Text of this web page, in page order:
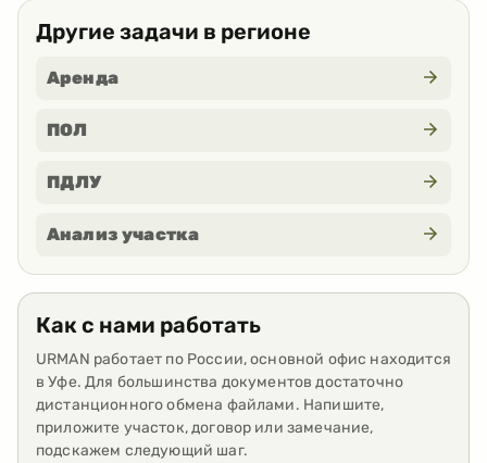
Другие задачи в регионе
Аренда
ПОЛ
ПДЛУ
Анализ участка
Как с нами работать
URMAN работает по России, основной офис находится
в Уфе. Для большинства документов достаточно
дистанционного обмена файлами. Напишите,
приложите участок, договор или замечание,
подскажем следующий шаг.